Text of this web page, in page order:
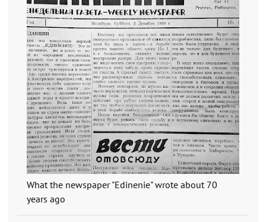
What the newspaper "Edinenie" wrote about 70
years ago